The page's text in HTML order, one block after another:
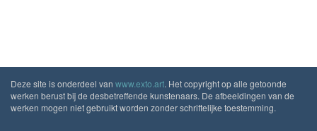
Deze site is onderdeel van www.exto.art. Het copyright op alle getoonde
werken berust bij de desbetreffende kunstenaars. De afbeeldingen van de
werken mogen niet gebruikt worden zonder schriftelijke toestemming.